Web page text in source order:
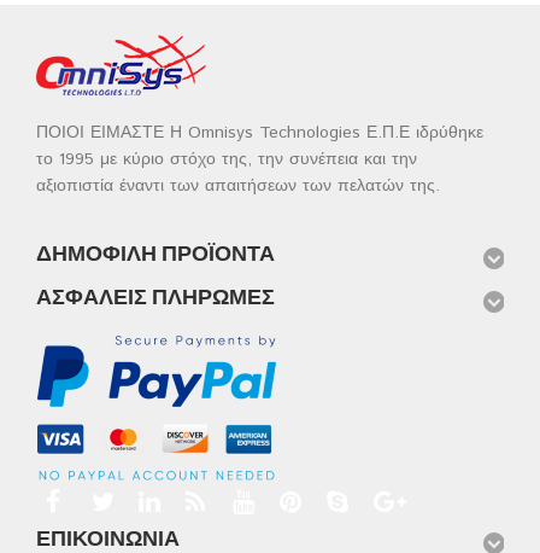
ΠΟΙΟΙ ΕΙΜΑΣΤΕ Η Omnisys Technologies Ε.Π.Ε ιδρύθηκε
το 1995 με κύριο στόχο της, την συνέπεια και την
αξιοπιστία έναντι των απαιτήσεων των πελατών της.
ΔΗΜΟΦΙΛΉ ΠΡΟΪΌΝΤΑ
ΑΣΦΑΛΕΊΣ ΠΛΗΡΩΜΈΣ
ΕΠΙΚΟΙΝΩΝΊΑ